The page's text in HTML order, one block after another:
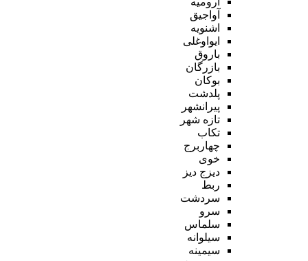
آواجیق
اشنویه
ایواوغلی
باروق
بازرگان
بوکان
پلدشت
پیرانشهر
تازه شهر
تکاب
چهاربرج
خوی
دیزج دیز
ربط
سردشت
سرو
سلماس
سیلوانه
سیمینه